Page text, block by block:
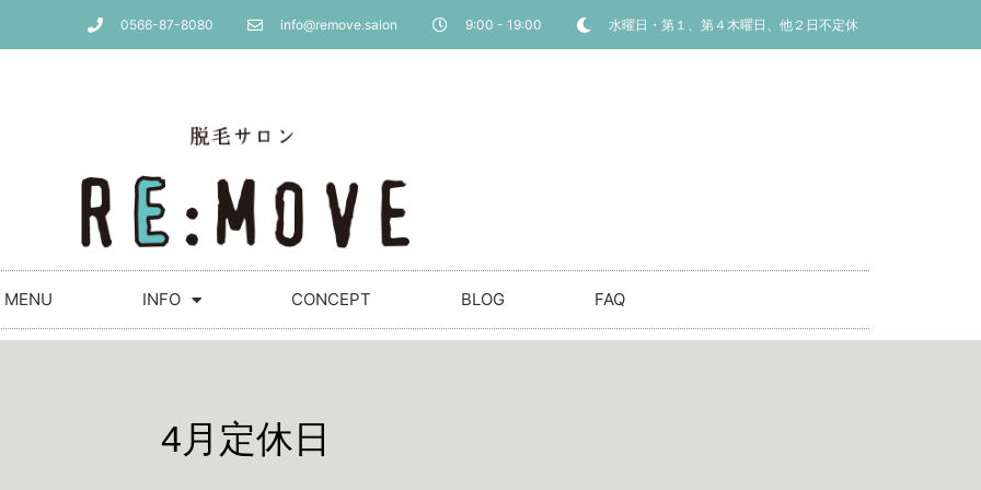
0566-87-8080 info@remove.salon 9:00 - 19:00 水曜日・第１、第４木曜日、他２日不定休
MENU INFO CONCEPT BLOG FAQ
4月定休日